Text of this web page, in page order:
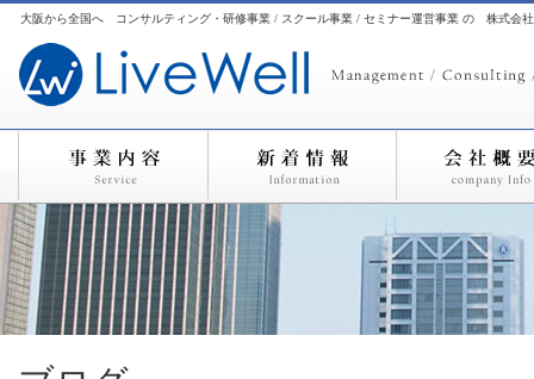
大阪から全国へ コンサルティング・研修事業 / スクール事業 / セミナー運営事業 の 株式会